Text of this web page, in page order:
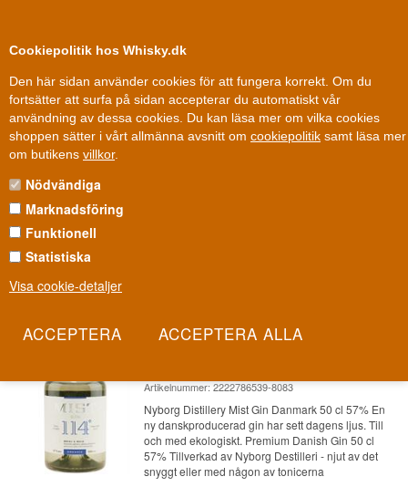
Cookiepolitik hos Whisky.dk
Den här sidan använder cookies för att fungera korrekt. Om du
fortsätter att surfa på sidan accepterar du automatiskt vår
användning av dessa cookies. Du kan läsa mer om vilka cookies
shoppen sätter i vårt allmänna avsnitt om cookiepolitik samt läsa mer
om butikens villkor.
Nödvändiga
Marknadsföring
Funktionell
Statistiska
Visa cookie-detaljer
Fri leverans Fri frakt vid 899 dkk
Gin»Ginproducerande länder
NYBORG GIN
Nyborg Distillery destillerar ekologisk gin på Fyn med ett sortiment
av varianter som var och en har sin egen botanicals-profil. Det är
Les mer
Nyborg Distillery Mist Gin Danmark 50
Artikelnummer: 2222786539-8083
Nyborg Distillery Mist Gin Danmark 50 cl 57% En
ny danskproducerad gin har sett dagens ljus. Till
och med ekologiskt. Premium Danish Gin 50 cl
57% Tillverkad av Nyborg Destilleri - njut av det
snyggt eller med någon av tonicerna